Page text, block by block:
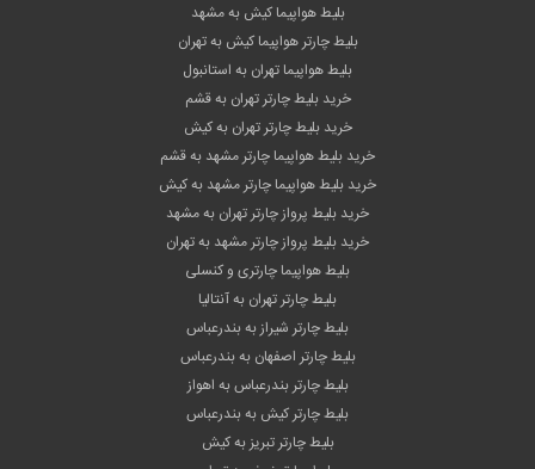
بلیط هواپیما کیش به مشهد
بلیط چارتر هواپیما کیش به تهران
بلیط هواپیما تهران به استانبول
خرید بلیط چارتر تهران به قشم
خرید بلیط چارتر تهران به کیش
خرید بلیط هواپیما چارتر مشهد به قشم
خرید بلیط هواپیما چارتر مشهد به کیش
خرید بلیط پرواز چارتر تهران به مشهد
خرید بلیط پرواز چارتر مشهد به تهران
بلیط هواپیما چارتری و کنسلی
بلیط چارتر تهران به آنتالیا
بلیط چارتر شیراز به بندرعباس
بلیط چارتر اصفهان به بندرعباس
بلیط چارتر بندرعباس به اهواز
بلیط چارتر کیش به بندرعباس
بلیط چارتر تبریز به کیش